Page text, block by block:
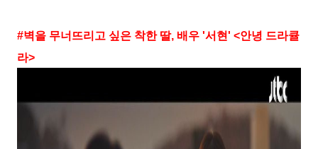
#벽을 무너뜨리고 싶은 착한 딸, 배우 '서현' <안녕 드라큘
라>